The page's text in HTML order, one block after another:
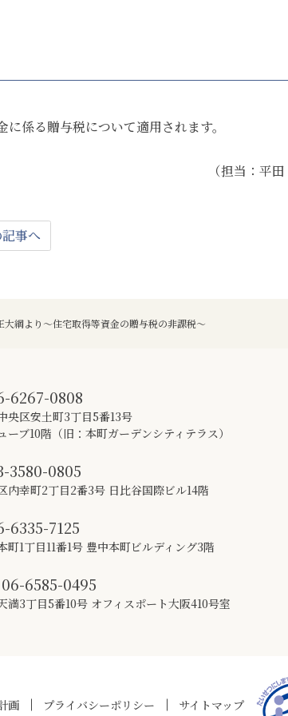
係る贈与税について適用されます。
（担当：平
事へ
大綱より～住宅取得等資金の贈与税の非課税～
6267-0808
央区安土町3丁目5番13号
ーブ10階（旧：本町ガーデンシティテラス）
3580-0805
内幸町2丁目2番3号 日比谷国際ビル14階
6335-7125
町1丁目11番1号 豊中本町ビルディング3階
06-6585-0495
満3丁目5番10号 オフィスポート大阪410号室
画 プライバシーポリシー サイトマップ